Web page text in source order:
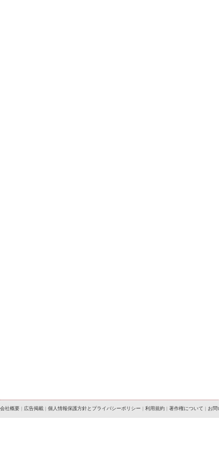
会社概要 | 広告掲載 | 個人情報保護方針とプライバシーポリシー | 利用規約 | 著作権について | お問